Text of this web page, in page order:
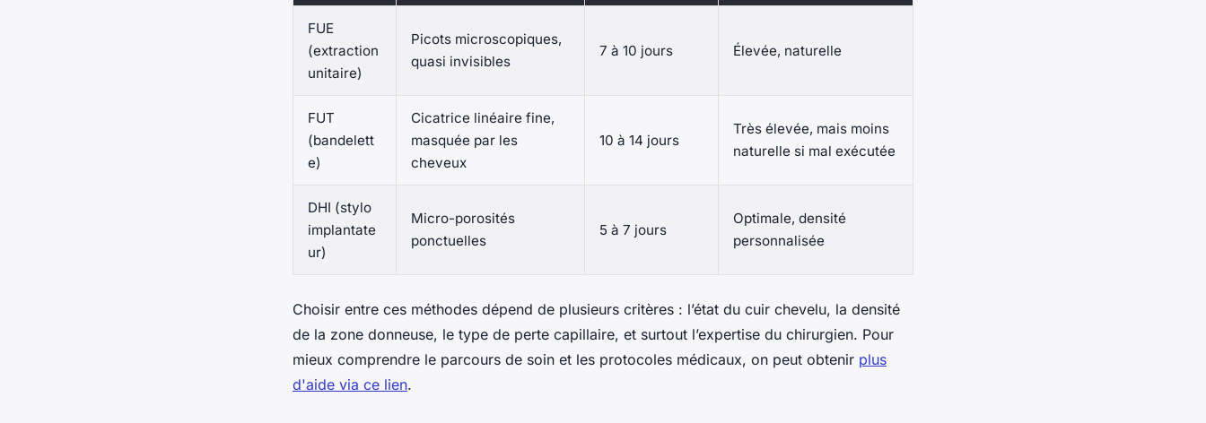
FUE
(extraction
unitaire)
Picots microscopiques,
quasi invisibles
7 à 10 jours Élevée, naturelle
FUT
(bandelett
e)
Cicatrice linéaire fine,
masquée par les
cheveux
10 à 14 jours
Très élevée, mais moins
naturelle si mal exécutée
DHI (stylo
implantate
ur)
Micro-porosités
ponctuelles
5 à 7 jours
Optimale, densité
personnalisée
Choisir entre ces méthodes dépend de plusieurs critères : l’état du cuir chevelu, la densité
de la zone donneuse, le type de perte capillaire, et surtout l’expertise du chirurgien. Pour
mieux comprendre le parcours de soin et les protocoles médicaux, on peut obtenir plus
d'aide via ce lien.